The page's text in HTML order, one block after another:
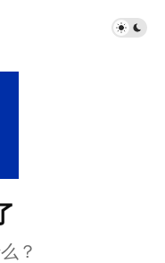
？